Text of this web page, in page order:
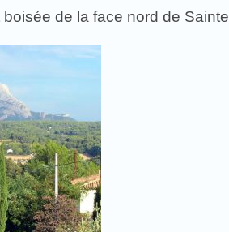
de la face nord de